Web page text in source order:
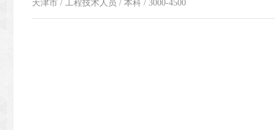
天津市 / 工程技术人员 / 本科 / 3000-4500